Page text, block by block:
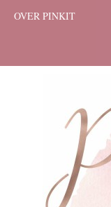
OVER PINKIT